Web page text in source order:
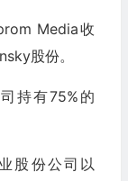
Media收
股份。
持有75%的
股份公司以